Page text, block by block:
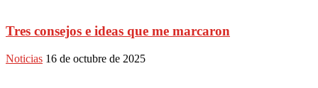
Tres consejos e ideas que me marcaron
Noticias 16 de octubre de 2025